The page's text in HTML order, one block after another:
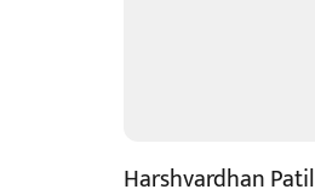
Harshvardhan Patil